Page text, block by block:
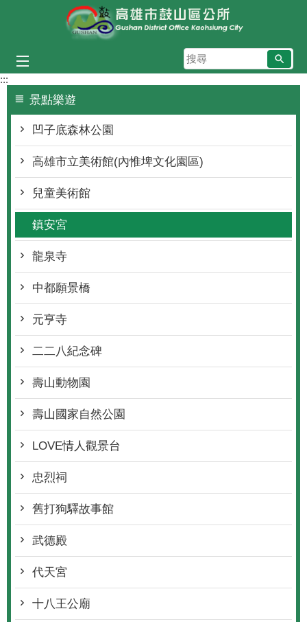
跳到主要內容區塊
搜
尋
:::
景點樂遊
凹子底森林公園
高雄市立美術館(內惟埤文化園區)
兒童美術館
鎮安宮
龍泉寺
中都願景橋
元亨寺
二二八紀念碑
壽山動物園
壽山國家自然公園
LOVE情人觀景台
忠烈祠
舊打狗驛故事館
武德殿
代天宮
十八王公廟